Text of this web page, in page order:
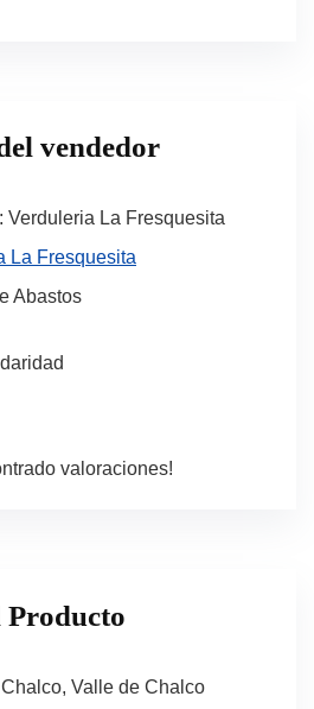
vendedor
Verduleria La Fresquesita
La Fresquesita
Abastos
valoraciones!
Producto
Valle de Chalco